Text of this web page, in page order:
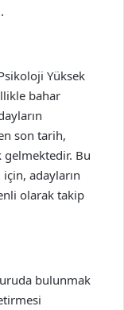
Yüksek
bahar
son tarih,
gelmektedir. Bu
adayların
olarak takip
bulunmak